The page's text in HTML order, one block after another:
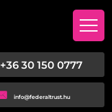
+36 30 150 0777
info@federaltrust.hu